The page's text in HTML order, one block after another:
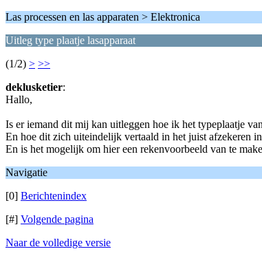
Las processen en las apparaten > Elektronica
Uitleg type plaatje lasapparaat
(1/2) > >>
deklusketier:
Hallo,
Is er iemand dit mij kan uitleggen hoe ik het typeplaatje
En hoe dit zich uiteindelijk vertaald in het juist afzekeren
En is het mogelijk om hier een rekenvoorbeeld van te
Navigatie
[0] Berichtenindex
[#] Volgende pagina
Naar de volledige versie